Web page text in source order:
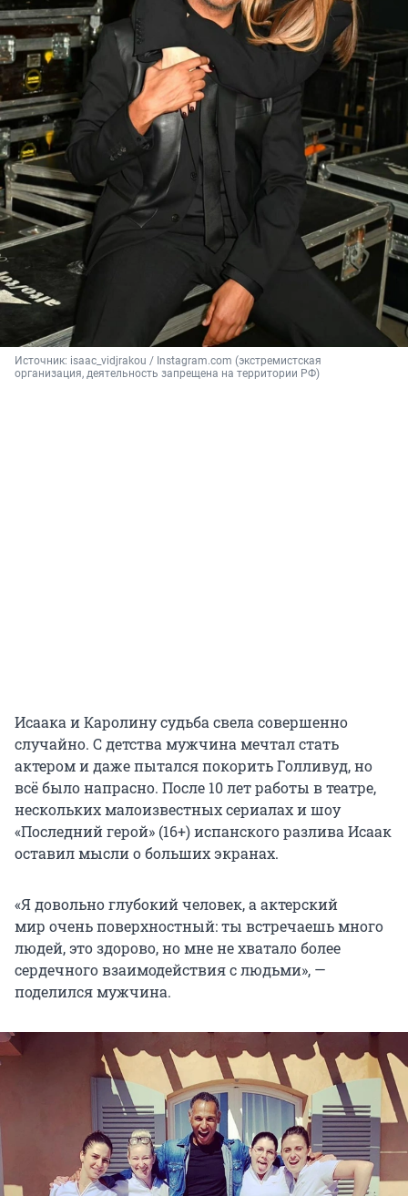
Источник: isaac_vidjrakou / Instagram.com (экстремистская
организация, деятельность запрещена на территории РФ)
Исаака и Каролину судьба свела совершенно
случайно. С детства мужчина мечтал стать
актером и даже пытался покорить Голливуд, но
всё было напрасно. После 10 лет работы в театре,
нескольких малоизвестных сериалах и шоу
«Последний герой» (16+) испанского разлива Исаак
оставил мысли о больших экранах.
«Я довольно глубокий человек, а актерский
мир очень поверхностный: ты встречаешь много
людей, это здорово, но мне не хватало более
сердечного взаимодействия с людьми», —
поделился мужчина.